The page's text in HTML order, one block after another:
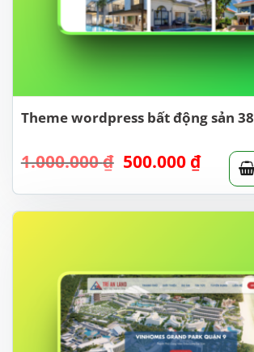
Theme wordpress bất động sản 38
1.000.000₫ Giá
là:
1.000.000 ₫.
500.000 ₫Giá
hiện
tại
là: